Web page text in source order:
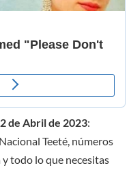
de Abril de 2023:
Teeté, números
y todo lo que necesitas